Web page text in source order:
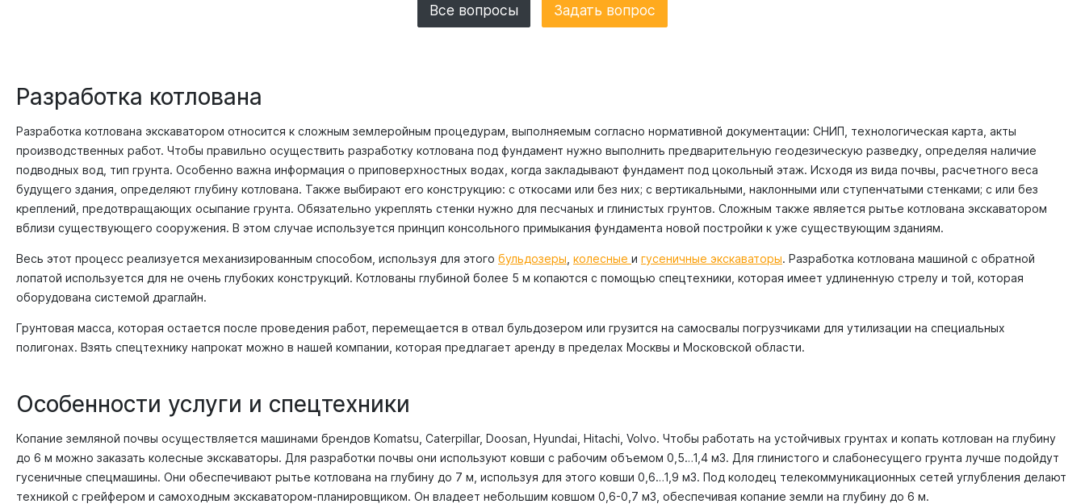
Все вопросы Задать вопрос
Разработка котлована
Разработка котлована экскаватором относится к сложным землеройным процедурам, выполняемым согласно нормативной документации: СНИП, технологическая карта, акты
производственных работ. Чтобы правильно осуществить разработку котлована под фундамент нужно выполнить предварительную геодезическую разведку, определяя наличие
подводных вод, тип грунта. Особенно важна информация о приповерхностных водах, когда закладывают фундамент под цокольный этаж. Исходя из вида почвы, расчетного веса
будущего здания, определяют глубину котлована. Также выбирают его конструкцию: с откосами или без них; с вертикальными, наклонными или ступенчатыми стенками; с или без
креплений, предотвращающих осыпание грунта. Обязательно укреплять стенки нужно для песчаных и глинистых грунтов. Сложным также является рытье котлована экскаватором
вблизи существующего сооружения. В этом случае используется принцип консольного примыкания фундамента новой постройки к уже существующим зданиям.
Весь этот процесс реализуется механизированным способом, используя для этого бульдозеры колесные и гусеничные экскаваторы. Разработка котлована машиной с обратной
лопатой используется для не очень глубоких конструкций. Котлованы глубиной более 5 м копаются с помощью спецтехники, которая имеет удлиненную стрелу и той, которая
оборудована системой драглайн.
Грунтовая масса, которая остается после проведения работ, перемещается в отвал бульдозером или грузится на самосвалы погрузчиками для утилизации на специальных
полигонах. Взять спецтехнику напрокат можно в нашей компании, которая предлагает аренду в пределах Москвы и Московской области.
Особенности услуги и спецтехники
Копание земляной почвы осуществляется машинами брендов Komatsu, Caterpillar, Doosan, Hyundai, Hitachi, Volvo. Чтобы работать на устойчивых грунтах и копать котлован на глубину
до 6 м можно заказать колесные экскаваторы. Для разработки почвы они используют ковши с рабочим объемом 0,5…1,4 м3. Для глинистого и слабонесущего грунта лучше подойдут
гусеничные спецмашины. Они обеспечивают рытье котлована на глубину до 7 м, используя для этого ковши 0,6…1,9 м3. Под колодец телекоммуникационных сетей углубления делают
техникой с грейфером и самоходным экскаватором-планировщиком. Он владеет небольшим ковшом 0,6-0,7 м3, обеспечивая копание земли на глубину до 6 м.